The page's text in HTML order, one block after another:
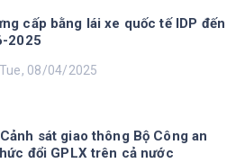
cấp bằng lái xe quốc tế IDP đến
2025
08/04/2025
sát giao thông Bộ Công an
đổi GPLX trên cả nước